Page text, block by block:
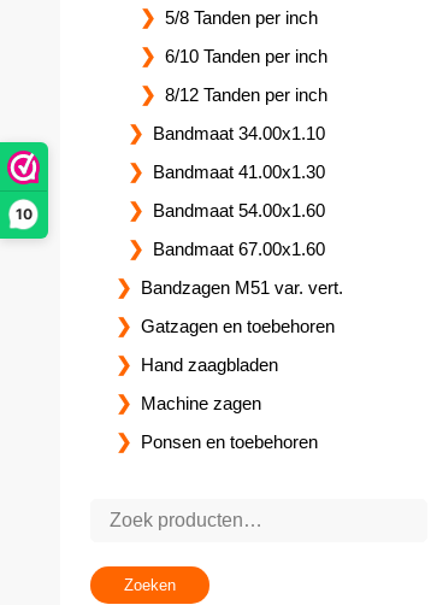
10
5/8 Tanden per inch
6/10 Tanden per inch
8/12 Tanden per inch
Bandmaat 34.00x1.10
Bandmaat 41.00x1.30
Bandmaat 54.00x1.60
Bandmaat 67.00x1.60
Bandzagen M51 var. vert.
Gatzagen en toebehoren
Hand zaagbladen
Machine zagen
Ponsen en toebehoren
Zoeken